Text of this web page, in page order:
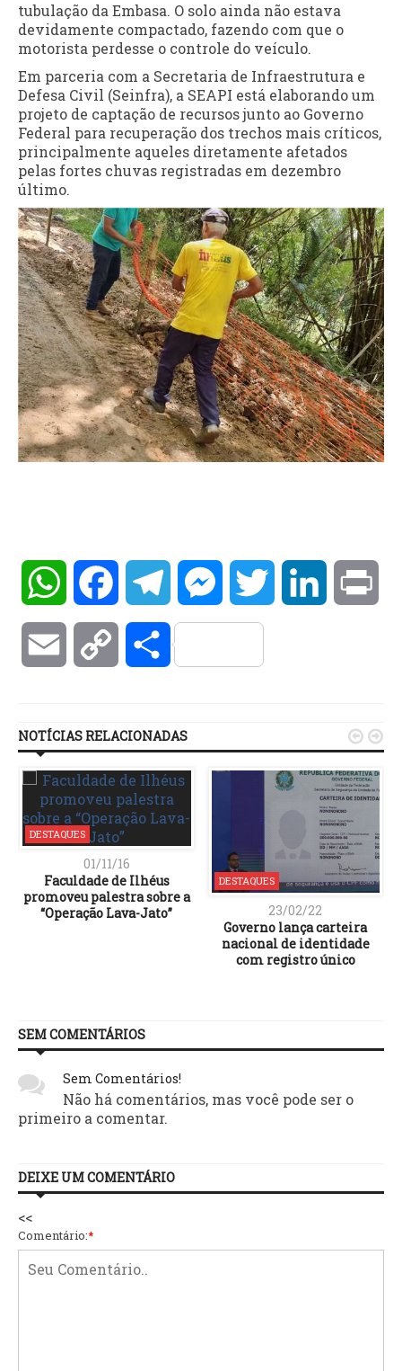
tubulação da Embasa. O solo ainda não estava
devidamente compactado, fazendo com que o
motorista perdesse o controle do veículo.
Em parceria com a Secretaria de Infraestrutura e
Defesa Civil (Seinfra), a SEAPI está elaborando um
projeto de captação de recursos junto ao Governo
Federal para recuperação dos trechos mais críticos,
principalmente aqueles diretamente afetados
pelas fortes chuvas registradas em dezembro
último.
WhatsAppFacebookTelegramMessengerTwitter LinkedIn
Email Copy Compartilhar
NOTÍCIAS RELACIONADAS
DESTAQUES
01/11/16
Faculdade de Ilhéus
promoveu palestra sobre a
“Operação Lava-Jato”
DESTAQUES
23/02/22
Governo lança carteira
nacional de identidade
com registro único
 
SEM COMENTÁRIOS
Sem Comentários!
Não há comentários, mas você pode ser o
primeiro a comentar.
DEIXE UM COMENTÁRIO
<<
Comentário:*